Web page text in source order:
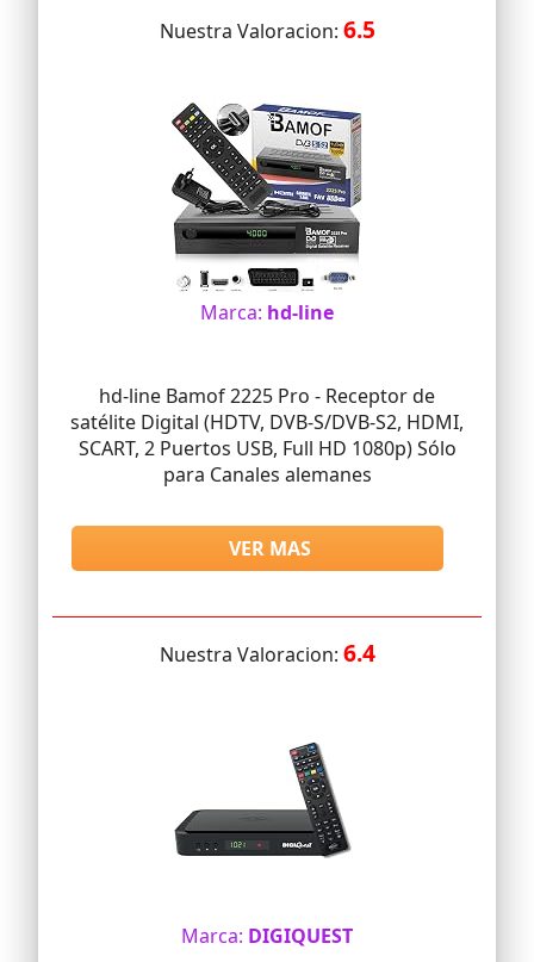
Nuestra Valoracion: 6.5
Marca: hd-line
hd-line Bamof 2225 Pro - Receptor de
satélite Digital (HDTV, DVB-S/DVB-S2, HDMI,
SCART, 2 Puertos USB, Full HD 1080p) Sólo
para Canales alemanes
VER MAS
Nuestra Valoracion: 6.4
Marca: DIGIQUEST